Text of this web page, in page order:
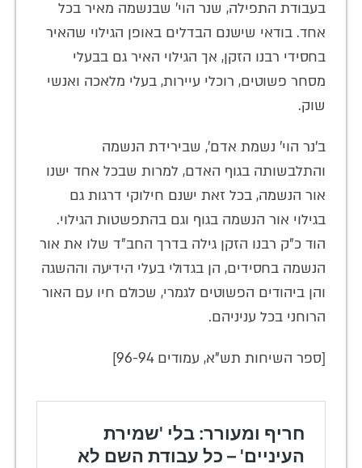
בעבודת התפילה, שנר הוי' שבנשמה מאיר בכל
אחד. בודאי שישנם הבדלים באופן הגילוי שהאיר
בחסידי רבנו הזקן, אך הגילוי האיר גם בבעלי
מסחר פשוטים, רוכלי עיירות, בעלי מלאכה ואנשי
שוק.
ב'נר הוי' נשמת אדם', שבירידת הנשמה
והתלבשותה בגוף האדם, למרות שבכל אחד ישנו
אור הנשמה, בכל זאת ישנם חילוקי דרגות גם
בגילוי אור הנשמה בגוף וגם בהתפשטות הגילוי.
הוד כ"ק רבנו הזקן גילה בדרך החב"ד שלו את אור
הנשמה בחסידים, הן בגדולי בעלי הידיעה וההשגה
והן ביהודים הפשוטים לגמרי, שכולם חיו עם האור
הרוחני בכל עניניהם.
[ספר השיחות תש"א, עמודים 96-94]